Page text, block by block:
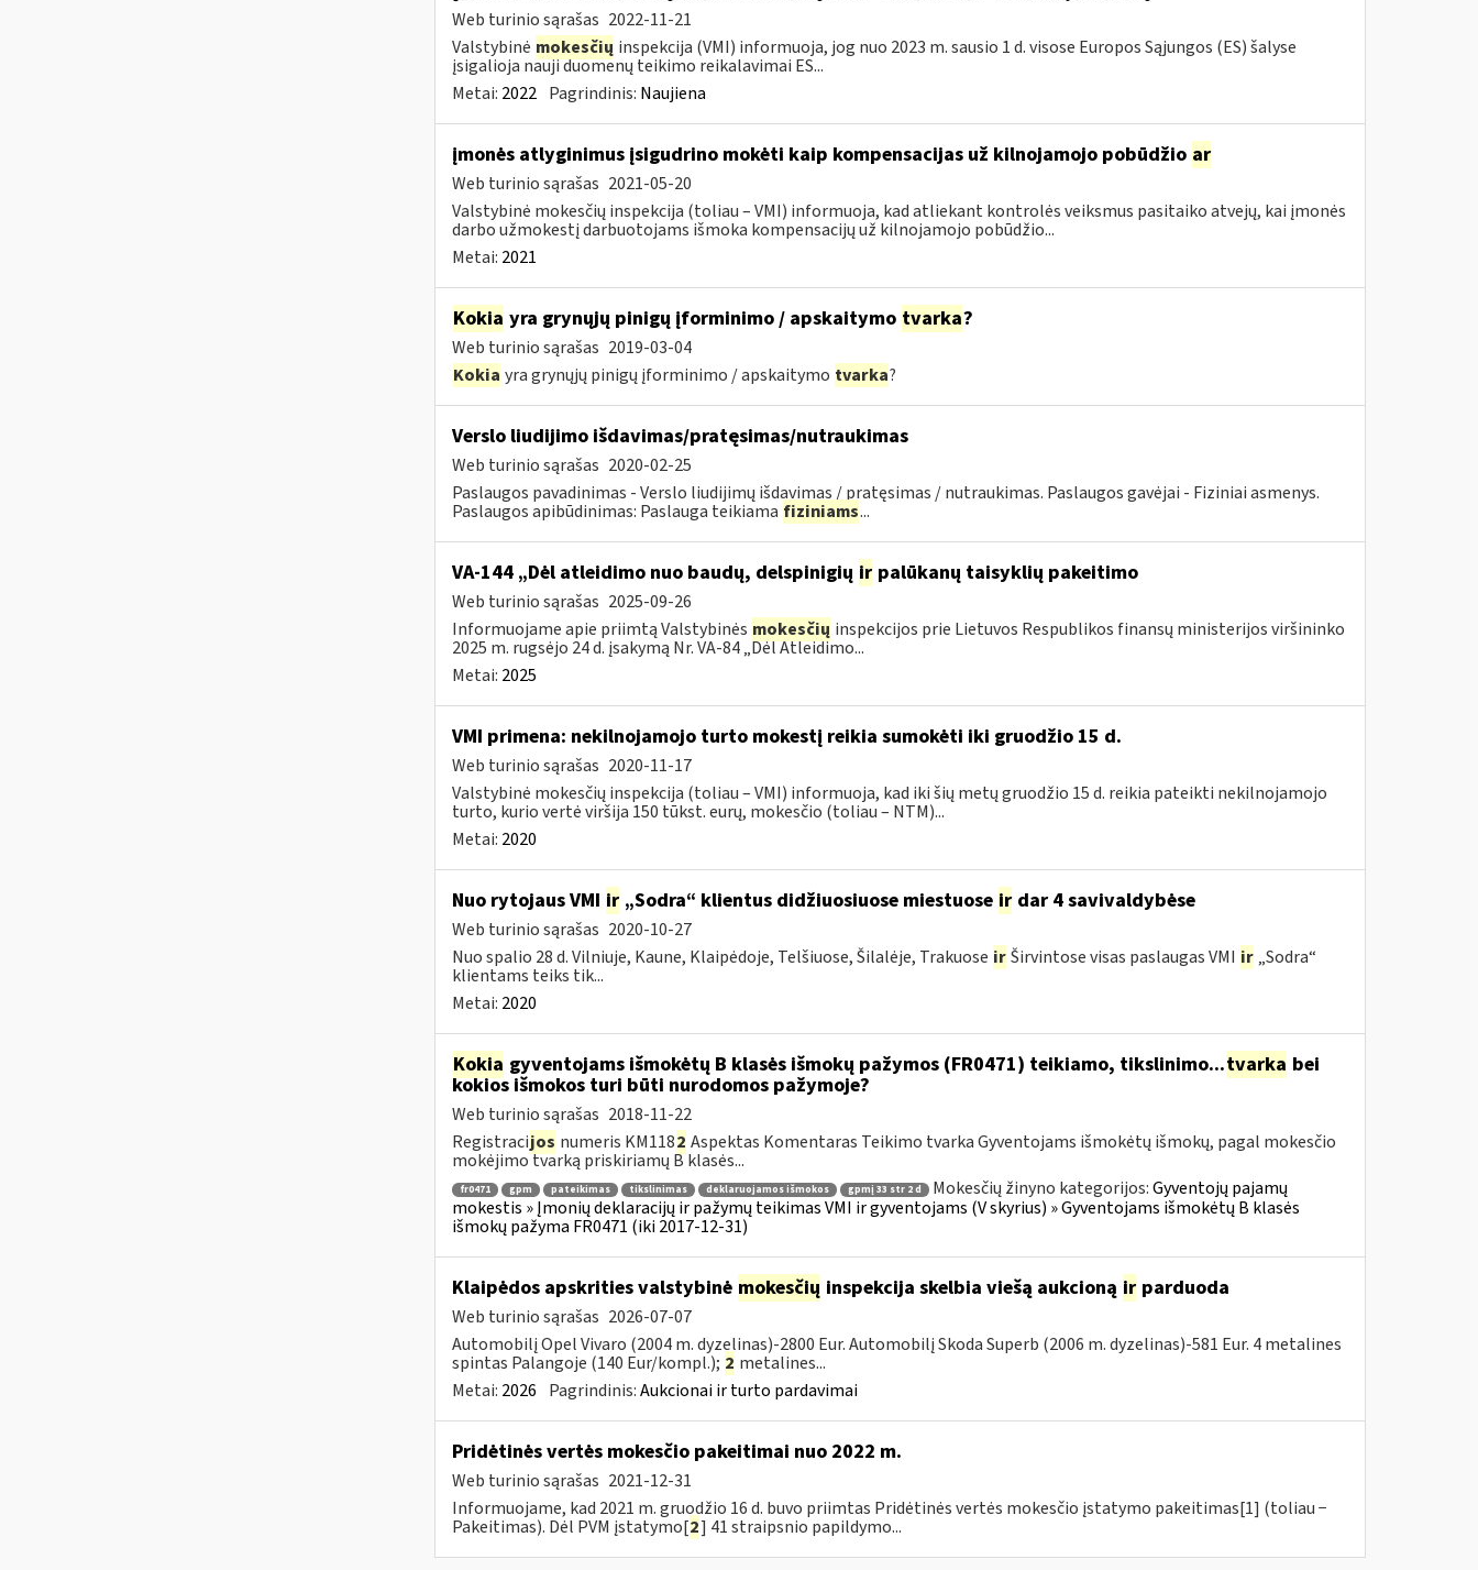
Web turinio sąrašas 2022-11-21
Valstybinė mokesčių inspekcija (VMI) informuoja, jog nuo 2023 m. sausio 1 d. visose Europos Sąjungos (ES) šalyse
įsigalioja nauji duomenų teikimo reikalavimai ES...
Metai: 2022 Pagrindinis: Naujiena
įmonės atlyginimus įsigudrino mokėti kaip kompensacijas už kilnojamojo pobūdžio ar
Web turinio sąrašas 2021-05-20
Valstybinė mokesčių inspekcija (toliau – VMI) informuoja, kad atliekant kontrolės veiksmus pasitaiko atvejų, kai įmonės
darbo užmokestį darbuotojams išmoka kompensacijų už kilnojamojo pobūdžio...
Metai: 2021
Kokia yra grynųjų pinigų įforminimo / apskaitymo tvarka?
Web turinio sąrašas 2019-03-04
Kokia yra grynųjų pinigų įforminimo / apskaitymo tvarka?
Verslo liudijimo išdavimas/pratęsimas/nutraukimas
Web turinio sąrašas 2020-02-25
Paslaugos pavadinimas - Verslo liudijimų išdavimas / pratęsimas / nutraukimas. Paslaugos gavėjai - Fiziniai asmenys.
Paslaugos apibūdinimas: Paslauga teikiama fiziniams...
VA-144 „Dėl atleidimo nuo baudų, delspinigių irpalūkanų taisyklių pakeitimo
Web turinio sąrašas 2025-09-26
Informuojame apie priimtą Valstybinės mokesčių inspekcijos prie Lietuvos Respublikos finansų ministerijos viršininko
2025 m. rugsėjo 24 d. įsakymą Nr. VA-84 „Dėl Atleidimo...
Metai: 2025
VMI primena: nekilnojamojo turto mokestį reikia sumokėti iki gruodžio 15 d.
Web turinio sąrašas 2020-11-17
Valstybinė mokesčių inspekcija (toliau – VMI) informuoja, kad iki šių metų gruodžio 15 d. reikia pateikti nekilnojamojo
turto, kurio vertė viršija 150 tūkst. eurų, mokesčio (toliau – NTM)...
Metai: 2020
Nuo rytojaus VMI ir„Sodra“ klientus didžiuosiuose miestuose irdar 4 savivaldybėse
Web turinio sąrašas 2020-10-27
Nuo spalio 28 d. Vilniuje, Kaune, Klaipėdoje, Telšiuose, Šilalėje, Trakuose ir Širvintose visas paslaugas VMI ir „Sodra“
klientams teiks tik...
Metai: 2020
Kokia gyventojams išmokėtų B klasės išmokų pažymos (FR0471) teikiamo, tikslinimo...tvarka bei
kokios išmokos turi būti nurodomos pažymoje?
Web turinio sąrašas 2018-11-22
Registracijos numeris KM1182 Aspektas Komentaras Teikimo tvarka Gyventojams išmokėtų išmokų, pagal mokesčio
mokėjimo tvarką priskiriamų B klasės...
fr0471 gpm pateikimas tikslinimas deklaruojamos išmokos gpmį 33 str 2 d Mokesčių žinyno kategorijos:Gyventojų pajamų
mokestis » Įmonių deklaracijų ir pažymų teikimas VMI ir gyventojams (V skyrius) » Gyventojams išmokėtų B klasės
išmokų pažyma FR0471 (iki 2017-12-31)
Klaipėdos apskrities valstybinė mokesčių inspekcija skelbia viešą aukcioną irparduoda
Web turinio sąrašas 2026-07-07
Automobilį Opel Vivaro (2004 m. dyzelinas)-2800 Eur. Automobilį Skoda Superb (2006 m. dyzelinas)-581 Eur. 4 metalines
spintas Palangoje (140 Eur/kompl.); 2 metalines...
Metai: 2026 Pagrindinis:Aukcionai ir turto pardavimai
Pridėtinės vertės mokesčio pakeitimai nuo 2022 m.
Web turinio sąrašas 2021-12-31
Informuojame, kad 2021 m. gruodžio 16 d. buvo priimtas Pridėtinės vertės mokesčio įstatymo pakeitimas[1] (toliau −
Pakeitimas). Dėl PVM įstatymo[2] 41 straipsnio papildymo...